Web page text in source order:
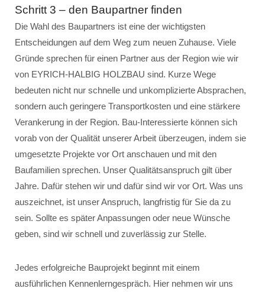
Schritt 3 – den Baupartner finden
Die Wahl des Baupartners ist eine der wichtigsten
Entscheidungen auf dem Weg zum neuen Zuhause. Viele
Gründe sprechen für einen Partner aus der Region wie wir
von EYRICH-HALBIG HOLZBAU sind. Kurze Wege
bedeuten nicht nur schnelle und unkomplizierte Absprachen,
sondern auch geringere Transportkosten und eine stärkere
Verankerung in der Region. Bau-Interessierte können sich
vorab von der Qualität unserer Arbeit überzeugen, indem sie
umgesetzte Projekte vor Ort anschauen und mit den
Baufamilien sprechen. Unser Qualitätsanspruch gilt über
Jahre. Dafür stehen wir und dafür sind wir vor Ort. Was uns
auszeichnet, ist unser Anspruch, langfristig für Sie da zu
sein. Sollte es später Anpassungen oder neue Wünsche
geben, sind wir schnell und zuverlässig zur Stelle.
Jedes erfolgreiche Bauprojekt beginnt mit einem
ausführlichen Kennenlerngespräch. Hier nehmen wir uns